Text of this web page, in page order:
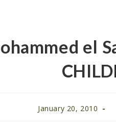
el
January 20, 2010